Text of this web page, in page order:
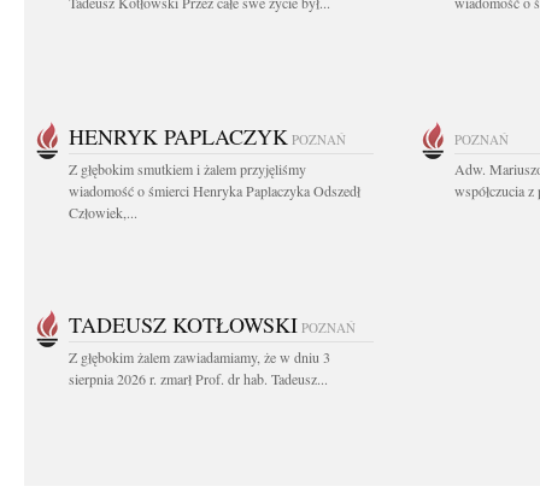
HENRYK PAPLACZYK POZNAŃ
Z głębokim smutkiem i żalem przyjęliśmy
wiadomość o śmierci Henryka Paplaczyka Odszedł
Człowiek,...
POZNAŃ
Adw.
współczucia
TADEUSZ KOTŁOWSKI POZNAŃ
Z głębokim żalem zawiadamiamy, że w dniu 3
sierpnia 2026 r. zmarł Prof. dr hab. Tadeusz...